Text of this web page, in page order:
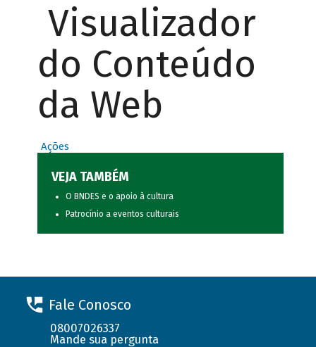
Visualizador
do Conteúdo
da Web
Ações
VEJA TAMBÉM
O BNDES e o apoio à cultura
Patrocínio a eventos culturais
Fale Conosco
08007026337
Mande sua pergunta